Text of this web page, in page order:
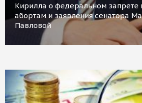
Кирилла о федеральном запрете
абортам и заявления сенатора
Павловой